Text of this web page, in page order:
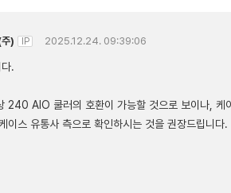
) IP 2025.12.24. 09:39:06
.
240 AIO 쿨러의 호환이 가능할 것으로 보이나, 케
이스 유통사 측으로 확인하시는 것을 권장드립니다.